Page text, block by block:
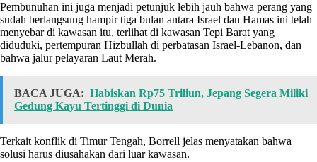
Pembunuhan ini juga menjadi petunjuk lebih jauh bahwa perang yang
sudah berlangsung hampir tiga bulan antara Israel dan Hamas ini telah
menyebar di kawasan itu, terlihat di kawasan Tepi Barat yang
diduduki, pertempuran Hizbullah di perbatasan Israel-Lebanon, dan
bahwa jalur pelayaran Laut Merah.
BACA JUGA: Habiskan Rp75 Triliun, Jepang Segera Miliki
Gedung Kayu Tertinggi di Dunia
Terkait konflik di Timur Tengah, Borrell jelas menyatakan bahwa
solusi harus diusahakan dari luar kawasan.